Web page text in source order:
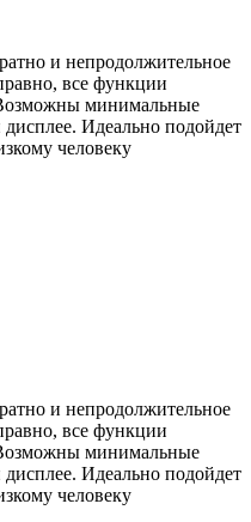
и непродолжительное
все функции
минимальные
Идеально подойдет
человеку
и непродолжительное
все функции
минимальные
Идеально подойдет
человеку